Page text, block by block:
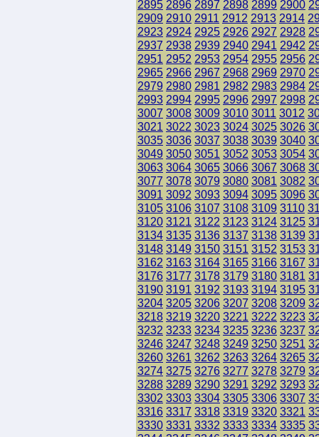
2895 2896 2897 2898 2899 2900
2909 2910 2911 2912 2913 2914
2923 2924 2925 2926 2927 2928
2937 2938 2939 2940 2941 2942
2951 2952 2953 2954 2955 2956
2965 2966 2967 2968 2969 2970
2979 2980 2981 2982 2983 2984
2993 2994 2995 2996 2997 2998
3007 3008 3009 3010 3011 3012
3021 3022 3023 3024 3025 3026
3035 3036 3037 3038 3039 3040
3049 3050 3051 3052 3053 3054
3063 3064 3065 3066 3067 3068
3077 3078 3079 3080 3081 3082
3091 3092 3093 3094 3095 3096
3105 3106 3107 3108 3109 3110
3120 3121 3122 3123 3124 3125
3134 3135 3136 3137 3138 3139
3148 3149 3150 3151 3152 3153
3162 3163 3164 3165 3166 3167
3176 3177 3178 3179 3180 3181
3190 3191 3192 3193 3194 3195
3204 3205 3206 3207 3208 3209
3218 3219 3220 3221 3222 3223
3232 3233 3234 3235 3236 3237
3246 3247 3248 3249 3250 3251
3260 3261 3262 3263 3264 3265
3274 3275 3276 3277 3278 3279
3288 3289 3290 3291 3292 3293
3302 3303 3304 3305 3306 3307
3316 3317 3318 3319 3320 3321
3330 3331 3332 3333 3334 3335